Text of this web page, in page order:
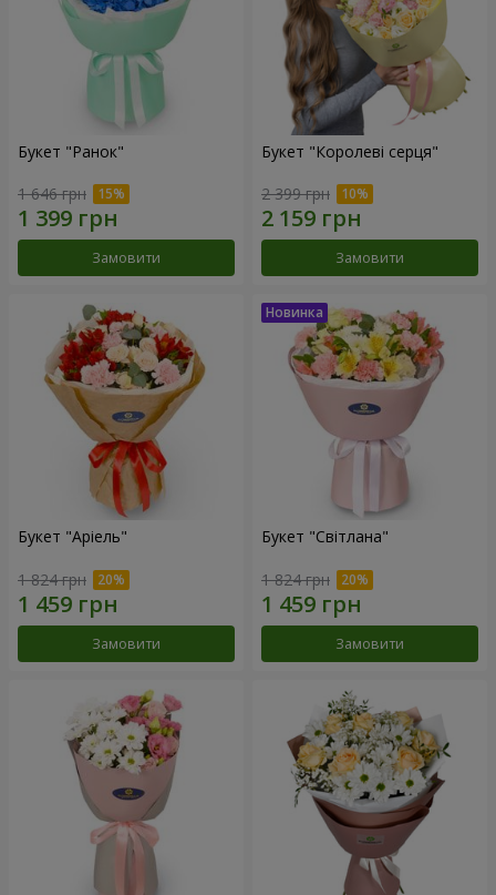
Букет "Ранок"
1 646 грн
Замовити
Букет "Королеві серця"
2 399 грн
Замовити
Букет "Аріель"
1 824 грн
Замовити
Букет "Світлана"
1 824 грн
Замовити